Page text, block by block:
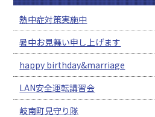
熱中症対策実施中
暑中お見舞い申し上げます
happy birthday&marriage
LAN安全運転講習会
岐南町見守り隊